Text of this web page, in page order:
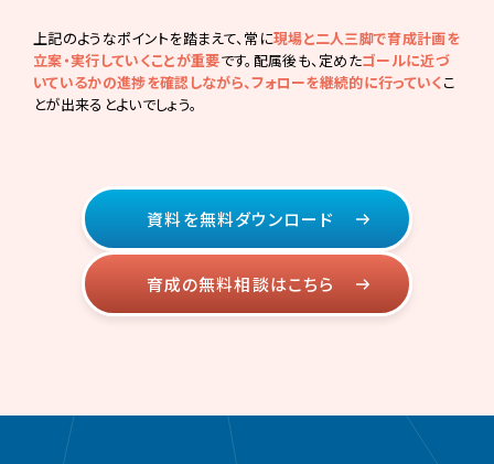
上記のようなポイントを踏まえて、常に現場と二人三脚で育成計画を
立案・実行していくことが重要です。配属後も、定めたゴールに近づ
いているかの進捗を確認しながら、フォローを継続的に行っていくこ
とが出来るとよいでしょう。
資料を無料ダウンロード
育成の無料相談はこちら